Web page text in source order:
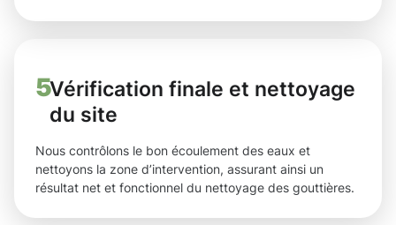
5Vérification finale et nettoyage
du site
Nous contrôlons le bon écoulement des eaux et
nettoyons la zone d’intervention, assurant ainsi un
résultat net et fonctionnel du nettoyage des gouttières.